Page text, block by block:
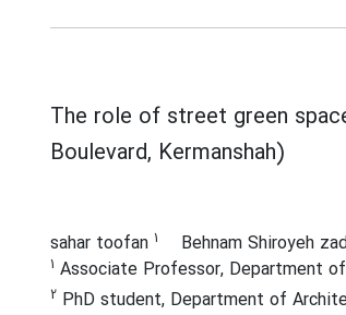
The role of street green
Boulevard, Kermanshah)
sahar toofan 1 Behnam Shiroyeh
1 Associate Professor, Department
2 PhD student, Department of